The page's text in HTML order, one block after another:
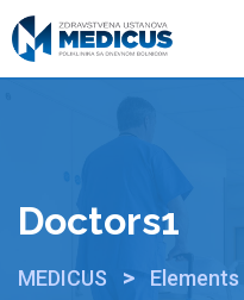
Doctors1
MEDICUS > Elements